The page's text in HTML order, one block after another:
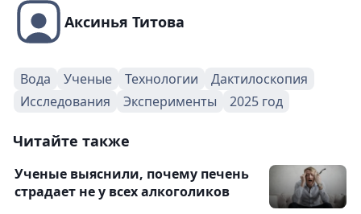
Аксинья Титова
Вода Ученые Технологии
Дактилоскопия
Исследования
Эксперименты 2025 год
Читайте также
Ученые выяснили, почему печень
страдает не у всех алкоголиков